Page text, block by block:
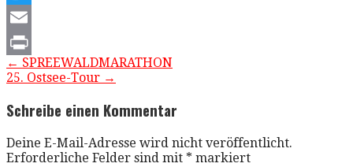
Twitter
Email
Print
Beitragsnavigation
← SPREEWALDMARATHON
25. Ostsee-Tour →
Schreibe einen Kommentar
Deine E-Mail-Adresse wird nicht veröffentlicht.
Erforderliche Felder sind mit * markiert